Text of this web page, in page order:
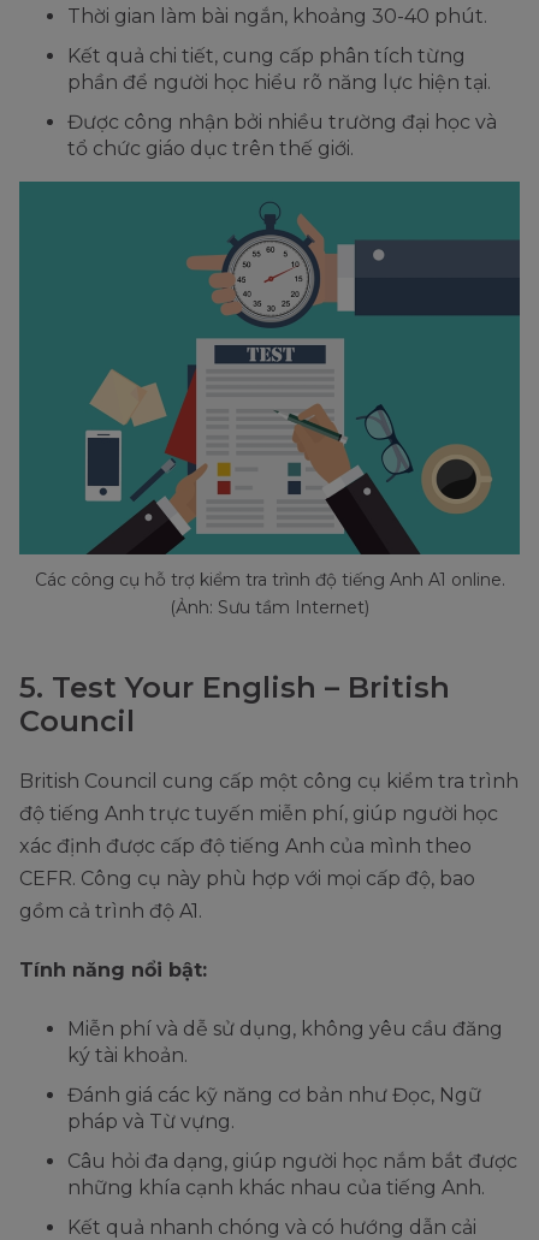
Thời gian làm bài ngắn, khoảng 30-40 phút.
Kết quả chi tiết, cung cấp phân tích từng
phần để người học hiểu rõ năng lực hiện tại.
Được công nhận bởi nhiều trường đại học và
tổ chức giáo dục trên thế giới.
Các công cụ hỗ trợ kiểm tra trình độ tiếng Anh A1 online.
(Ảnh: Sưu tầm Internet)
5. Test Your English – British
Council
British Council cung cấp một công cụ kiểm tra trình
độ tiếng Anh trực tuyến miễn phí, giúp người học
xác định được cấp độ tiếng Anh của mình theo
CEFR. Công cụ này phù hợp với mọi cấp độ, bao
gồm cả trình độ A1.
Tính năng nổi bật:
Miễn phí và dễ sử dụng, không yêu cầu đăng
ký tài khoản.
Đánh giá các kỹ năng cơ bản như Đọc, Ngữ
pháp và Từ vựng.
Câu hỏi đa dạng, giúp người học nắm bắt được
những khía cạnh khác nhau của tiếng Anh.
Kết quả nhanh chóng và có hướng dẫn cải